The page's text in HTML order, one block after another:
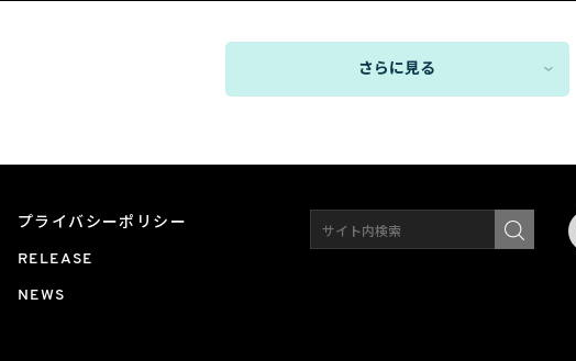
さらに見る
プライバシーポリシー
RELEASE
NEWS